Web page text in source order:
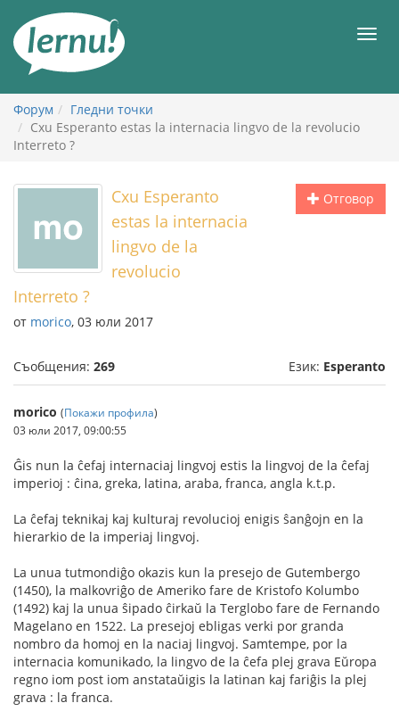
съдържанието
Форум
Гледни точки
Cxu Esperanto estas la internacia lingvo de la revolucio
Interreto ?
Отговор
Cxu Esperanto
estas la internacia
lingvo de la
revolucio
Interreto ?
от morico, 03 юли 2017
Съобщения: 269 Език: Esperanto
morico (Покажи профила)
03 юли 2017, 09:00:55
Ĝis nun la ĉefaj internaciaj lingvoj estis la lingvoj de la ĉefaj
imperioj : ĉina, greka, latina, araba, franca, angla k.t.p.
La ĉefaj teknikaj kaj kulturaj revolucioj enigis ŝanĝojn en la
hierarkio de la imperiaj lingvoj.
La unua tutmondiĝo okazis kun la presejo de Gutembergo
(1450), la malkovriĝo de Ameriko fare de Kristofo Kolumbo
(1492) kaj la unua ŝipado ĉirkaŭ la Terglobo fare de Fernando
Magelano en 1522. La presejoj ebligas verki por granda
nombro da homoj en la naciaj lingvoj. Samtempe, por la
internacia komunikado, la lingvo de la ĉefa plej grava Eŭropa
regno iom post iom anstataŭigis la latinan kaj fariĝis la plej
grava : la franca.